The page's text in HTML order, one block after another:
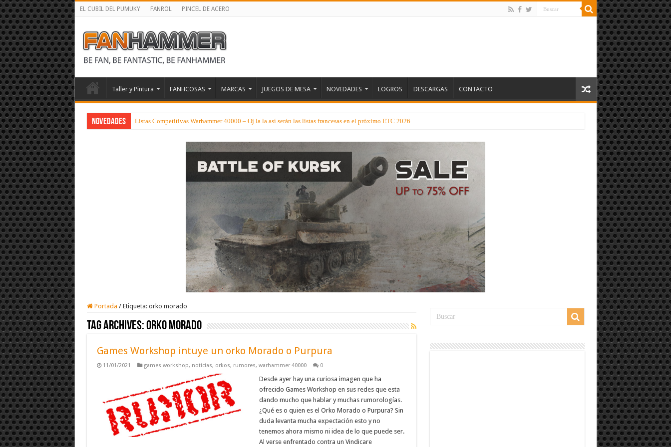
EL CUBIL DEL PUMUKY FANROL PINCEL DE ACERO
Taller y Pintura FANHCOSAS MARCAS JUEGOS DE MESA NOVEDADES LOGROS DESCARGAS CONTACTO
NOVEDADES Listas Competitivas Warhammer 40000 – Oj la la así serán las listas francesas en el próximo ETC 2026
Portada / Etiqueta: orko morado
Tag Archives:orko morado
Games Workshop intuye un orko Morado o Purpura
11/01/2021 games workshop, noticias, orkos, rumores, warhammer 40000 0
Desde ayer hay una curiosa imagen que ha
ofrecido Games Workshop en sus redes que esta
dando mucho que hablar y muchas rumorologías.
¿Qué es o quien es el Orko Morado o Purpura? Sin
duda levanta mucha expectación esto y no
tenemos ahora mismo ni idea de lo que puede ser.
Al verse enfrentado contra un Vindicare